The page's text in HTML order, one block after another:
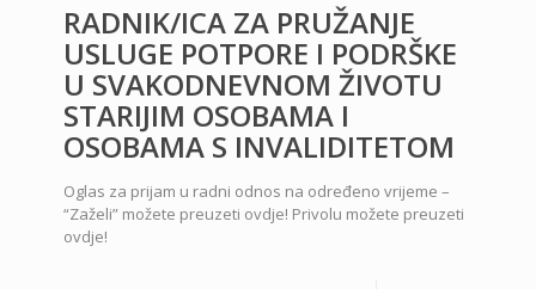
RADNIK/ICA ZA PRUŽANJE
USLUGE POTPORE I PODRŠKE
U SVAKODNEVNOM ŽIVOTU
STARIJIM OSOBAMA I
OSOBAMA S INVALIDITETOM
Oglas za prijam u radni odnos na određeno vrijeme –
“Zaželi” možete preuzeti ovdje! Privolu možete preuzeti
ovdje!